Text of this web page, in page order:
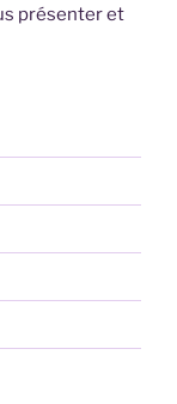
présenter et